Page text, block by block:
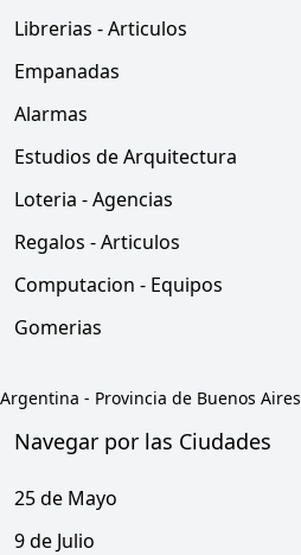
Librerias - Articulos
Empanadas
Alarmas
Estudios de Arquitectura
Loteria - Agencias
Regalos - Articulos
Computacion - Equipos
Gomerias
Argentina - Provincia de Buenos Aires
Navegar por las Ciudades
25 de Mayo
9 de Julio